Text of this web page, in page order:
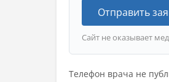
Отправить
Сайт не оказывает
Телефон врача не